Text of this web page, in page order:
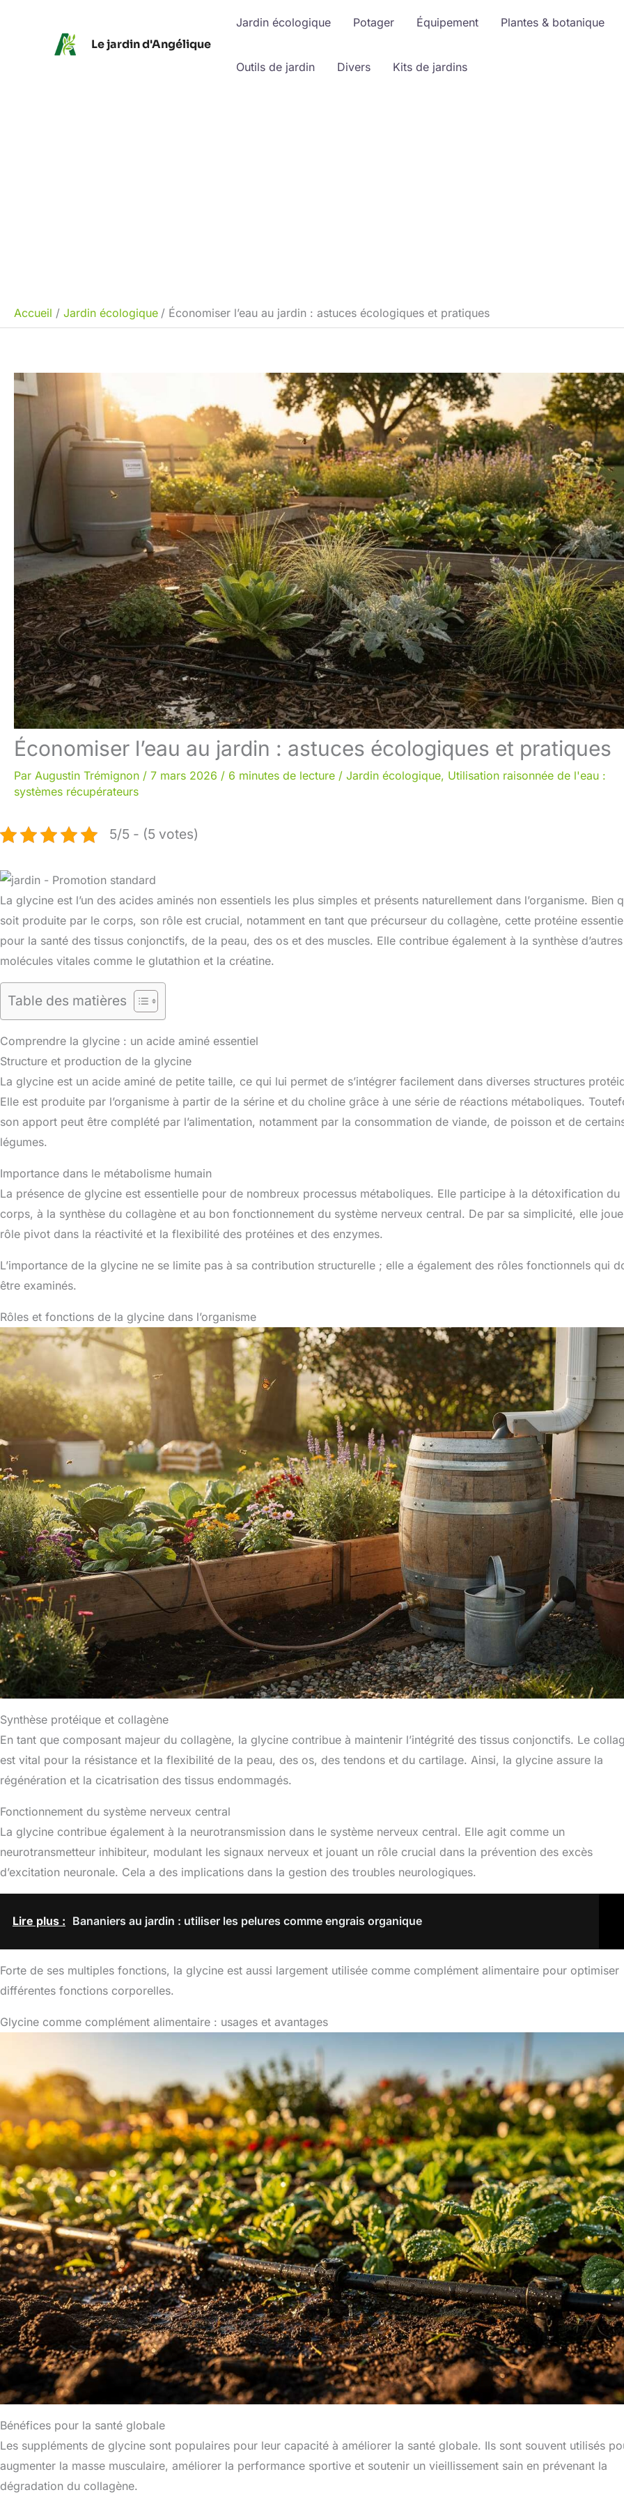
Le jardin d'Angélique
Jardin écologique Potager Équipement Plantes & botanique
Outils de jardin Divers Kits de jardins
Accueil Jardin écologique Économiser l’eau au jardin : astuces écologiques et pratiques
Économiser l’eau au jardin : astuces écologiques et pratiques
Par Augustin Trémignon / 7 mars 2026 / 6 minutes de lecture / Jardin écologique, Utilisation raisonnée de l'eau :
systèmes récupérateurs
5/5 - (5 votes)
La glycine est l’un des acides aminés non essentiels les plus simples et présents naturellement dans l’organisme. Bien
soit produite par le corps, son rôle est crucial, notamment en tant que précurseur du collagène, cette protéine
pour la santé des tissus conjonctifs, de la peau, des os et des muscles. Elle contribue également à la synthèse d’autres
molécules vitales comme le glutathion et la créatine.
Table des matières
Comprendre la glycine : un acide aminé essentiel
Structure et production de la glycine
La glycine est un acide aminé de petite taille, ce qui lui permet de s’intégrer facilement dans diverses structures
Elle est produite par l’organisme à partir de la sérine et du choline grâce à une série de réactions métaboliques.
son apport peut être complété par l’alimentation, notamment par la consommation de viande, de poisson et de
légumes.
Importance dans le métabolisme humain
La présence de glycine est essentielle pour de nombreux processus métaboliques. Elle participe à la détoxification du
corps, à la synthèse du collagène et au bon fonctionnement du système nerveux central. De par sa simplicité, elle
rôle pivot dans la réactivité et la flexibilité des protéines et des enzymes.
L’importance de la glycine ne se limite pas à sa contribution structurelle ; elle a également des rôles fonctionnels qui
être examinés.
Rôles et fonctions de la glycine dans l’organisme
Synthèse protéique et collagène
En tant que composant majeur du collagène, la glycine contribue à maintenir l’intégrité des tissus conjonctifs. Le
est vital pour la résistance et la flexibilité de la peau, des os, des tendons et du cartilage. Ainsi, la glycine assure la
régénération et la cicatrisation des tissus endommagés.
Fonctionnement du système nerveux central
La glycine contribue également à la neurotransmission dans le système nerveux central. Elle agit comme un
neurotransmetteur inhibiteur, modulant les signaux nerveux et jouant un rôle crucial dans la prévention des excès
d’excitation neuronale. Cela a des implications dans la gestion des troubles neurologiques.
Lire plus : Bananiers au jardin : utiliser les pelures comme engrais organique
Forte de ses multiples fonctions, la glycine est aussi largement utilisée comme complément alimentaire pour optimiser
différentes fonctions corporelles.
Glycine comme complément alimentaire : usages et avantages
Bénéfices pour la santé globale
Les suppléments de glycine sont populaires pour leur capacité à améliorer la santé globale. Ils sont souvent utilisés
augmenter la masse musculaire, améliorer la performance sportive et soutenir un vieillissement sain en prévenant la
dégradation du collagène.